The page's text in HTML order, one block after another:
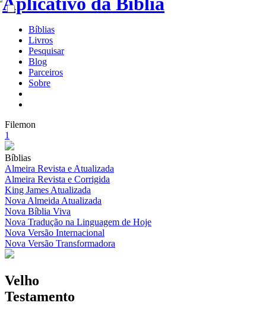
Bíblias
Livros
Pesquisar
Blog
Parceiros
Sobre
Filemon
1
Bíblias
Almeira Revista e Atualizada
Almeira Revista e Corrigida
King James Atualizada
Nova Almeida Atualizada
Nova Bíblia Viva
Nova Tradução na Linguagem de Hoje
Nova Versão Internacional
Nova Versão Transformadora
Velho
Testamento